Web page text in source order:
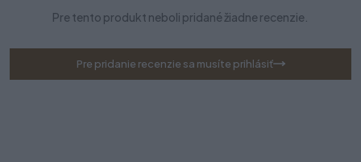
Pre tento produkt neboli pridané žiadne recenzie.
Pre pridanie recenzie sa musíte prihlásiť